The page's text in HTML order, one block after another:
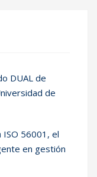
DUAL de
de
ISO 56001, el
en gestión